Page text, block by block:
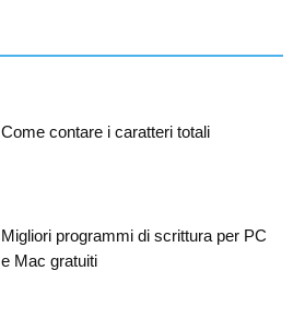
Come contare i caratteri totali
Migliori programmi di scrittura per PC
e Mac gratuiti